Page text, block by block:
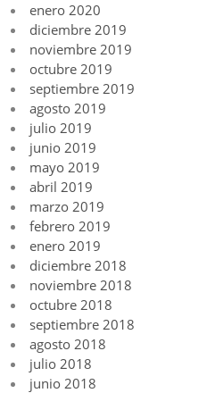
enero 2020
diciembre 2019
noviembre 2019
octubre 2019
septiembre 2019
agosto 2019
julio 2019
junio 2019
mayo 2019
abril 2019
marzo 2019
febrero 2019
enero 2019
diciembre 2018
noviembre 2018
octubre 2018
septiembre 2018
agosto 2018
julio 2018
junio 2018